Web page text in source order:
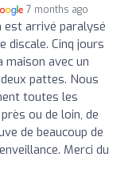
7 months ago
est arrivé paralysé
discale. Cinq jours
avec un
pattes. Nous
toutes les
ou de loin, de
de beaucoup de
Merci du